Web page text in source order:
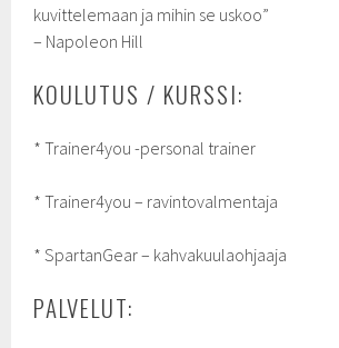
kuvittelemaan ja mihin se uskoo”
– Napoleon Hill
KOULUTUS / KURSSI:
* Trainer4you -personal trainer
* Trainer4you – ravintovalmentaja
* SpartanGear – kahvakuulaohjaaja
PALVELUT: